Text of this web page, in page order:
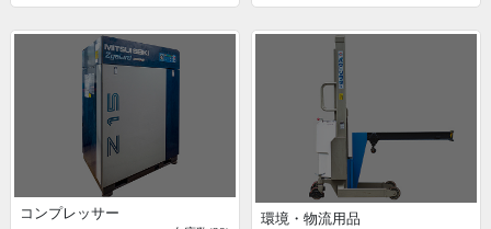
コンプレッサー 環境・物流用品